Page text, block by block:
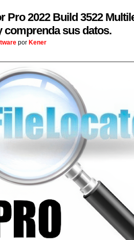
Pro 2022 Build 3522
comprenda sus datos.
por Kener